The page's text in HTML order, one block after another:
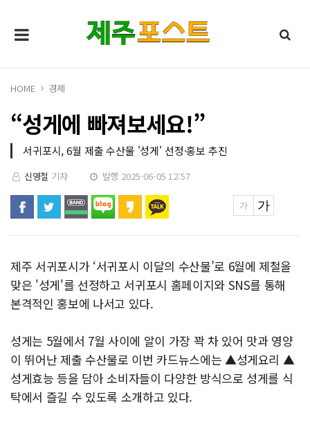
HOME 경제
“성게에 빠져보세요!”
서귀포시, 6월 제출 수산물 '성게' 선정·홍보 추진
신영철 기자 발행 2025-06-05 12:57
제주 서귀포시가 ‘서귀포시 이달의 수산물’로 6월에 제철을
맞은 '성게'를 선정하고 서귀포시 홈페이지와 SNS를 통해
본격적인 홍보에 나서고 있다.
성게는 5월에서 7월 사이에 알이 가장 꽉 차 있어 맛과 영양
이 뛰어난 제출 수산물로 이번 카드뉴스에는 ▲성게요리 ▲
성게효능 등을 담아 소비자들이 다양한 방식으로 성게를 식
탁에서 즐길 수 있도록 소개하고 있다.